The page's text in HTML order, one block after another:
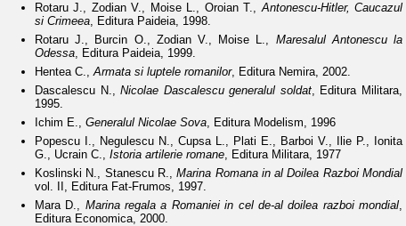
Rotaru J., Zodian V., Moise L., Oroian T.,Antonescu-Hitler, Caucazul
si Crimeea, Editura Paideia, 1998.
Rotaru J., Burcin O., Zodian V., Moise L., Maresalul Antonescu la
Odessa, Editura Paideia, 1999.
Hentea C.,Armata si luptele romanilor, Editura Nemira, 2002.
Dascalescu N.,Nicolae Dascalescu generalul soldat, Editura Militara,
1995.
Ichim E., Generalul Nicolae Sova, Editura Modelism, 1996
Popescu I., Negulescu N., Cupsa L., Plati E., Barboi V., Ilie P., Ionita
G., Ucrain C., Istoria artilerie romane, Editura Militara, 1977
Koslinski N., Stanescu R.,Marina Romana in al Doilea Razboi Mondial
vol. II, Editura Fat-Frumos, 1997.
Mara D., Marina regala a Romaniei in cel de-al doilea razboi mondial,
Editura Economica, 2000.